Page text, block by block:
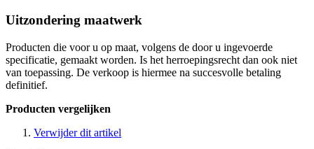
Uitzondering maatwerk
Producten die voor u op maat, volgens de door u ingevoerde
specificatie, gemaakt worden. Is het herroepingsrecht dan ook niet
van toepassing. De verkoop is hiermee na succesvolle betaling
definitief.
Producten vergelijken
Verwijder dit artikel